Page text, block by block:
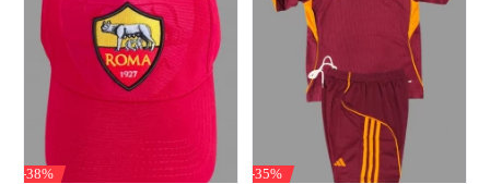
-38%
-35%